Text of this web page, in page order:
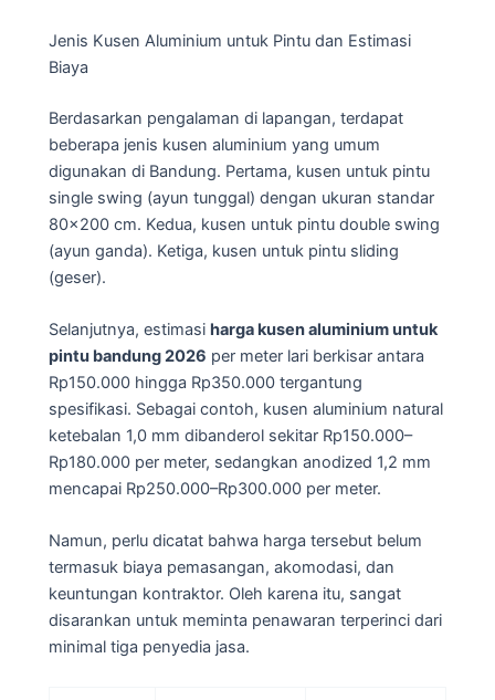
Jenis Kusen Aluminium untuk Pintu dan Estimasi
Biaya
Berdasarkan pengalaman di lapangan, terdapat
beberapa jenis kusen aluminium yang umum
digunakan di Bandung. Pertama, kusen untuk pintu
single swing (ayun tunggal) dengan ukuran standar
80×200 cm. Kedua, kusen untuk pintu double swing
(ayun ganda). Ketiga, kusen untuk pintu sliding
(geser).
Selanjutnya, estimasi harga kusen aluminium untuk
pintu bandung 2026 per meter lari berkisar antara
Rp150.000 hingga Rp350.000 tergantung
spesifikasi. Sebagai contoh, kusen aluminium natural
ketebalan 1,0 mm dibanderol sekitar Rp150.000–
Rp180.000 per meter, sedangkan anodized 1,2 mm
mencapai Rp250.000–Rp300.000 per meter.
Namun, perlu dicatat bahwa harga tersebut belum
termasuk biaya pemasangan, akomodasi, dan
keuntungan kontraktor. Oleh karena itu, sangat
disarankan untuk meminta penawaran terperinci dari
minimal tiga penyedia jasa.